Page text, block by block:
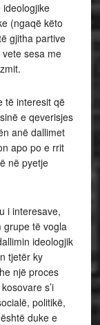
ideologjike
(ngaqë këto
gjitha partive
sesa me
të interesit që
e qeverisjes
anë dallimet
apo po e rrit
në pyetje
i interesave,
grupe të vogla
ideologjik
tjetër ky
një proces
s’i
politikë,
duke e